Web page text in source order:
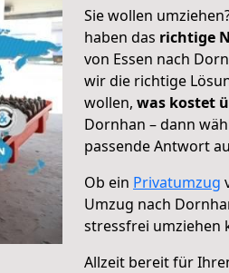
Sie wollen
haben das richtige
von Essen nach
wir die richtige
wollen, was kostet
Dornhan – dann
passende Antwort
Ob ein Privatumzug
Umzug nach
stressfrei umziehen
Allzeit bereit für